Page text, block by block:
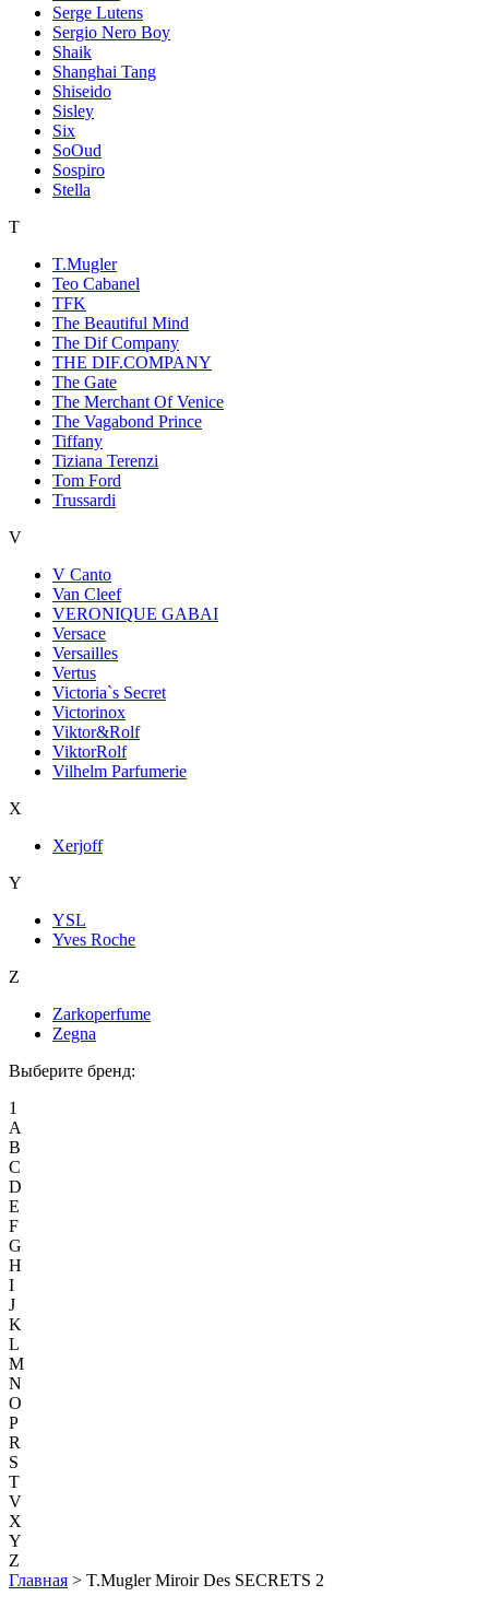
Serge Lutens
Sergio Nero Boy
Shaik
Shanghai Tang
Shiseido
Sisley
Six
SoOud
Sospiro
Stella
T
T.Mugler
Teo Cabanel
TFK
The Beautiful Mind
The Dif Company
THE DIF.COMPANY
The Gate
The Merchant Of Venice
The Vagabond Prince
Tiffany
Tiziana Terenzi
Tom Ford
Trussardi
V
V Canto
Van Cleef
VERONIQUE GABAI
Versace
Versailles
Vertus
Victoria`s Secret
Victorinox
Viktor&Rolf
ViktorRolf
Vilhelm Parfumerie
X
Xerjoff
Y
YSL
Yves Roche
Z
Zarkoperfume
Zegna
Выберите бренд:
1
A
B
C
D
E
F
G
H
I
J
K
L
M
N
O
P
R
S
T
V
X
Y
Z
Главная > T.Mugler Miroir Des SECRETS 2